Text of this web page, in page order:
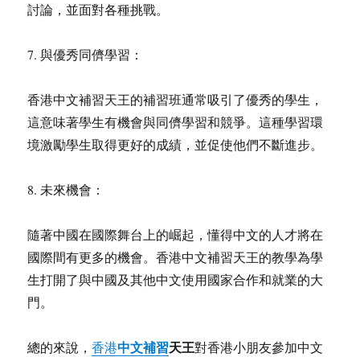
討論，並面對各種挑戰。
7. 與優秀同儕學習：
香港中文補習天王的補習班通常吸引了優秀的學生，
這意味著學生有機會與同儕學習和競爭。這種學習環
境激勵學生取得更好的成績，並促使他們不斷進步。
8. 未來機會：
隨著中國在國際舞台上的崛起，懂得中文的人才將在
國際間有更多的機會。香港中文補習天王的教學為學
生打開了與中國及其他中文使用國家合作和就業的大
門。
總的來說，香港中文補習天王對香港小朋友參加中文